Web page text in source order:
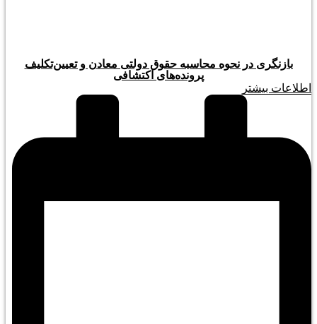
بازنگری در نحوه محاسبه حقوق دولتی معادن و تعیین‌تکلیف
پرونده‌های اکتشافی
اطلاعات بیشتر